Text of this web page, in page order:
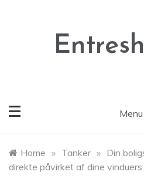
Menu
Home » Tanker » Din
direkte påvirket af dine vinduers